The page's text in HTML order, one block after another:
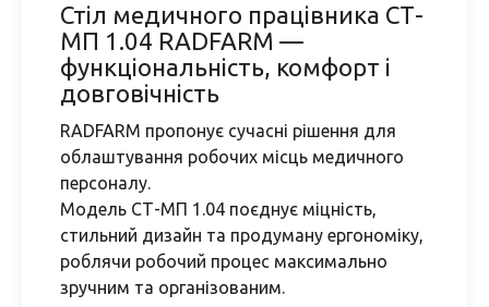
Стіл медичного працівника СТ-
МП 1.04 RADFARM —
функціональність, комфорт і
довговічність
RADFARM пропонує сучасні рішення для
облаштування робочих місць медичного
персоналу.
Модель СТ-МП 1.04 поєднує міцність,
стильний дизайн та продуману ергономіку,
роблячи робочий процес максимально
зручним та організованим.